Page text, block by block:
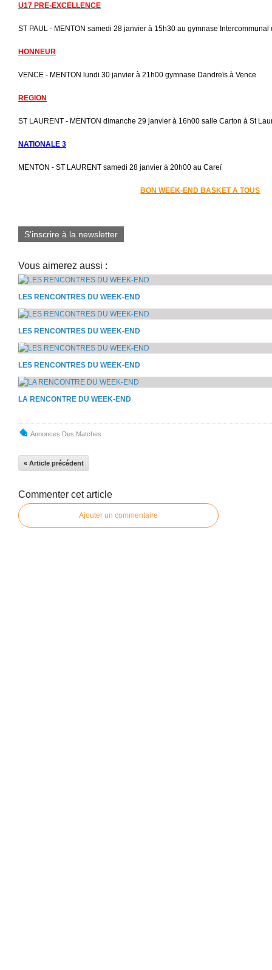
U17 PRE-EXCELLENCE
ST PAUL - MENTON samedi 28 janvier à 15h30 au gymnase Intercommunal
HONNEUR
VENCE - MENTON lundi 30 janvier à 21h00 gymnase Dandreïs à Vence
REGION
ST LAURENT - MENTON dimanche 29 janvier à 16h00 salle Carton à St
NATIONALE 3
MENTON - ST LAURENT samedi 28 janvier à 20h00 au Careï
BON WEEK-END BASKET A TOUS
S'inscrire à la newsletter
Vous aimerez aussi :
LES RENCONTRES DU WEEK-END
LES RENCONTRES DU WEEK-END
LES RENCONTRES DU WEEK-END
LA RENCONTRE DU WEEK-END
Annonces Des Matches
« Article précédent
Commenter cet article
Ajouter un commentaire